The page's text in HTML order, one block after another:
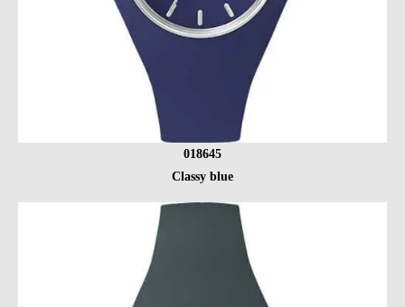
018645
Classy blue